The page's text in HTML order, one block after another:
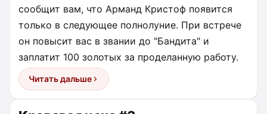
сообщит вам, что Арманд Кристоф появится
только в следующее полнолуние. При встрече
он повысит вас в звании до "Бандита" и
заплатит 100 золотых за проделанную работу.
Читать дальше